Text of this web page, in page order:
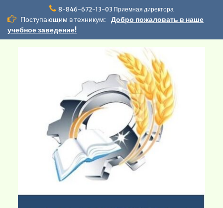
содержимому
8-846-672-13-03 Приемная директора
Поступающим в техникум:
Добро пожаловать в наше
учебное заведение!